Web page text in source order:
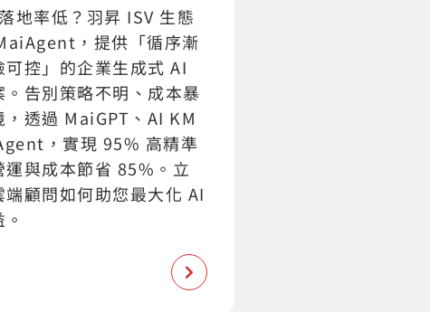
地率低？羽昇 ISV 生態
，提供「循序漸
可控」的企業生成式 AI
。告別策略不明、成本暴
，透過 MaiGPT、AI KM
，實現 95% 高精準
運與成本節省 85%。立
端顧問如何助您最大化 AI